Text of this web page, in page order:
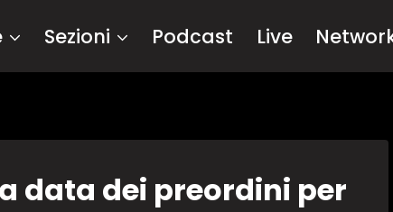
Sezioni Podcast Live
data dei preordini per